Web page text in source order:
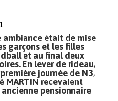
ambiance était de mise
garçons et les filles
et au final deux
En lever de rideau,
journée de N3,
MARTIN recevaient
ancienne pensionnaire